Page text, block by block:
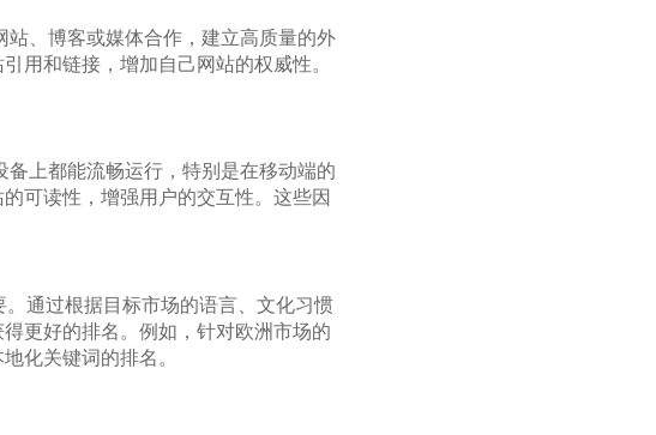
、博客或媒体合作，建立高质量的外
用和链接，增加自己网站的权威性。
上都能流畅运行，特别是在移动端的
可读性，增强用户的交互性。这些因
通过根据目标市场的语言、文化习惯
更好的排名。例如，针对欧洲市场的
化关键词的排名。